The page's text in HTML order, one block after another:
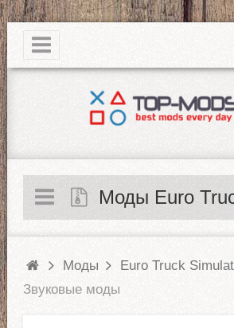
|
Моды Euro Truck
Моды
Euro Truck
Звуковые моды